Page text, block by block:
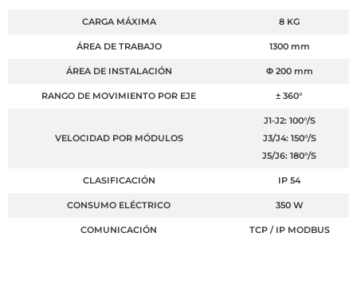
CARGA MÁXIMA 8 KG
ÁREA DE TRABAJO 1300 mm
ÁREA DE INSTALACIÓN Φ 200 mm
RANGO DE MOVIMIENTO POR EJE ± 360°
VELOCIDAD POR MÓDULOS
J1-J2: 100°/S
J3/J4: 150°/S
J5/J6: 180°/S
CLASIFICACIÓN IP 54
CONSUMO ELÉCTRICO 350 W
COMUNICACIÓN TCP / IP MODBUS